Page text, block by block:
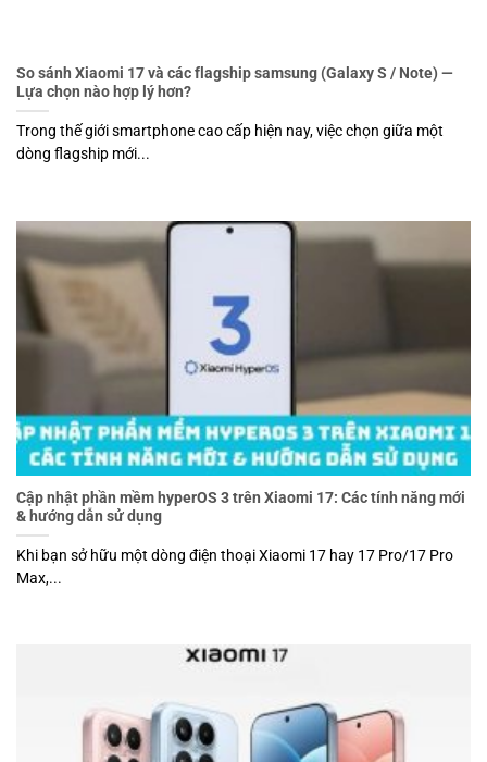
So sánh Xiaomi 17 và các flagship samsung (Galaxy S / Note) —
Lựa chọn nào hợp lý hơn?
Trong thế giới smartphone cao cấp hiện nay, việc chọn giữa một
dòng flagship mới...
Cập nhật phần mềm hyperOS 3 trên Xiaomi 17: Các tính năng mới
& hướng dẫn sử dụng
Khi bạn sở hữu một dòng điện thoại Xiaomi 17 hay 17 Pro/17 Pro
Max,...